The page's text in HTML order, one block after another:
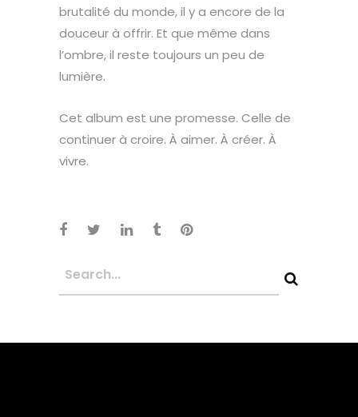
brutalité du monde, il y a encore de la
douceur à offrir. Et que même dans
l’ombre, il reste toujours un peu de
lumière.
Cet album est une promesse. Celle de
continuer à croire. À aimer. À créer. À
vivre.